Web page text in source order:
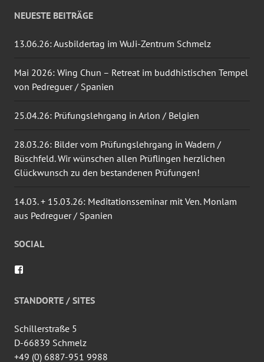
NEUESTE BEITRÄGE
13.06.26: Ausbildertag im WuJi-Zentrum Schmelz
Mai 2026: Wing Chun – Retreat im buddhistischen Tempel
von Pedreguer / Spanien
25.04.26: Prüfungslehrgang in Arlon / Belgien
28.03.26: Bilder vom Prüfungslehrgang in Wadern /
Büschfeld. Wir wünschen allen Prüflingen herzlichen
Glückwunsch zu den bestandenen Prüfungen!
14.03. + 15.03.26: Meditationsseminar mit Ven. Monlam
aus Pedreguer / Spanien
SOCIAL
auf
Facebook
STANDORTE / SITES
Schillerstraße 5
D-66839 Schmelz
+49 (0) 6887-951 9988